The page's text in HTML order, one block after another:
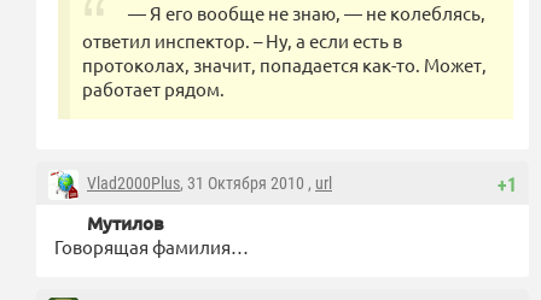
— Я его вообще не знаю, — не колеблясь,
ответил инспектор. – Ну, а если есть в
протоколах, значит, попадается как-то. Может,
работает рядом.
+1
Vlad2000Plus, 31 Октября 2010 , url
Мутилов
Говорящая фамилия…